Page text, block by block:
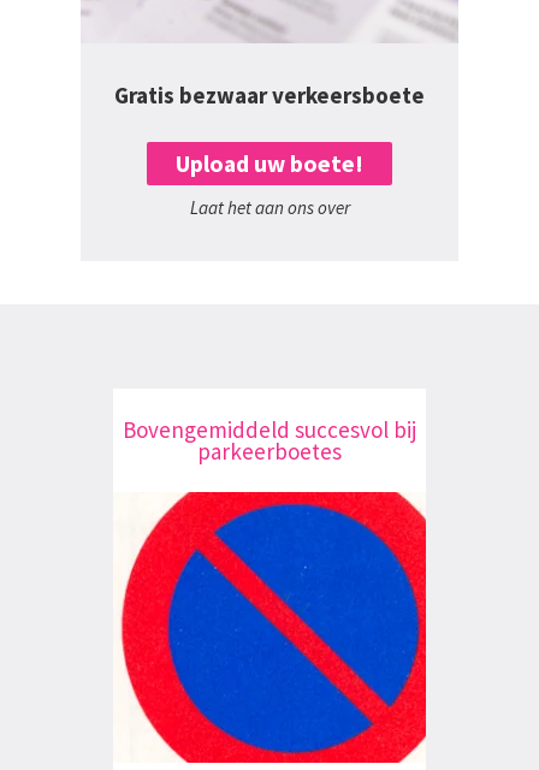
Gratis bezwaar verkeersboete
Upload uw boete!
Laat het aan ons over
Bovengemiddeld succesvol bij
parkeerboetes